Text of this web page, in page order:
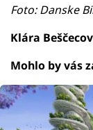
Foto: Danske
Klára
Mohlo by vás